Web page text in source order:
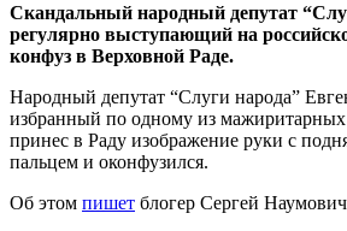
Скандальный народный депутат
регулярно выступающий на
конфуз в Верховной Раде.
Народный депутат “Слуги народа”
избранный по одному из мажиритарных
принес в Раду изображение руки с
пальцем и оконфузился.
Об этом пишет блогер Сергей